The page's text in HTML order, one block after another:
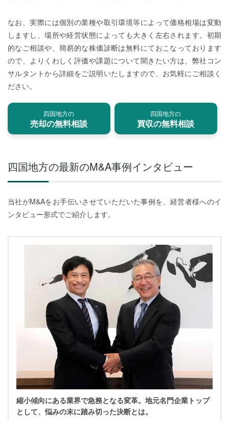
なお、実際には個別の業種や取引環境等によって価格相場は変動
しますし、場所や経営状態によっても大きく左右されます。初期
的なご相談や、簡易的な株価診断は無料にておこなっております
ので、よりくわしく評価や課題について聞きたい方は、弊社コン
サルタントから詳細をご説明いたしますので、お気軽にご相談く
ださい。
四国地方の
売却の無料相談
四国地方の
買収の無料相談
四国地方の最新のM&A事例インタビュー
当社がM&Aをお手伝いさせていただいた事例を、経営者様へのイ
ンタビュー形式でご紹介します。
縮小傾向にある業界で急務となる変革。地元名門企業トップ
として、悩みの末に踏み切った決断とは。